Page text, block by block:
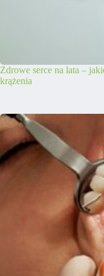
Zdrowe serce na lata –
krążenia